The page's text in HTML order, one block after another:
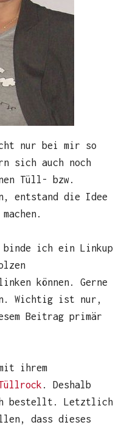
nur bei mir so
sich auch noch
Tüll- bzw.
entstand die Idee
ich ein Linkup
können. Gerne
Wichtig ist nur,
Beitrag primär
ihrem
. Deshalb
bestellt. Letztlich
dass dieses